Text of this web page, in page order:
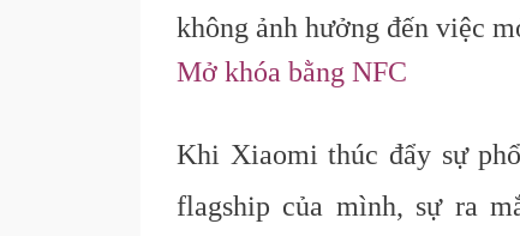
không ảnh hưởng đến việc
Mở khóa bằng NFC
Khi Xiaomi thúc đẩy sự
flagship của mình, sự ra